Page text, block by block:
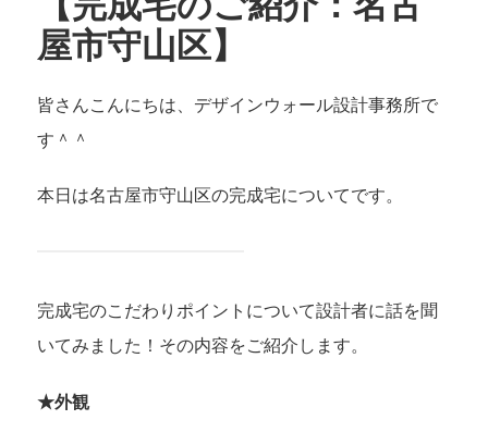
屋市守山区】
皆さんこんにちは、デザインウォール設計事務所で
す＾＾
本日は名古屋市守山区の完成宅についてです。
完成宅のこだわりポイントについて設計者に話を聞
いてみました！その内容をご紹介します。
★外観